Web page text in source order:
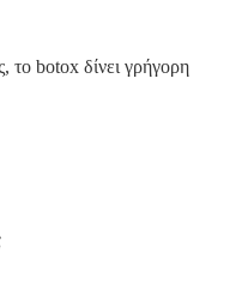
το botox δίνει γρήγορη